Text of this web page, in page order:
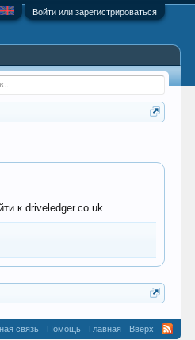
Войти или зарегистрироваться
к driveledger.co.uk.
связь Помощь Главная Вверх